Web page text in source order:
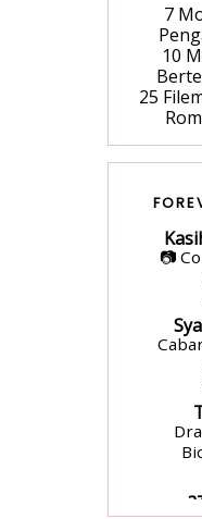
7
10
25
📷